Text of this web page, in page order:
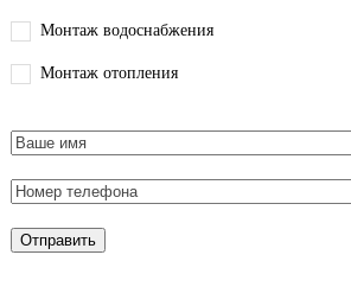
Монтаж водоснабжения
Монтаж отопления